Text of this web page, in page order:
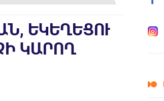
ԵԿԵՂԵՑՈՒ
ԿԱՐՈՂ Գ